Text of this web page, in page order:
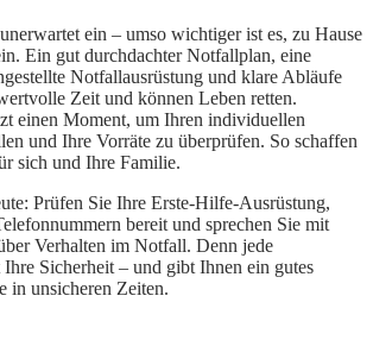
ein – umso wichtiger ist es, zu Hause
Ein gut durchdachter Notfallplan, eine
Notfallausrüstung und klare Abläufe
Zeit und können Leben retten.
einen Moment, um Ihren individuellen
und Ihre Vorräte zu überprüfen. So schaffen
sich und Ihre Familie.
Prüfen Sie Ihre Erste-Hilfe-Ausrüstung,
bereit und sprechen Sie mit
Verhalten im Notfall. Denn jede
Sicherheit – und gibt Ihnen ein gutes
in unsicheren Zeiten.